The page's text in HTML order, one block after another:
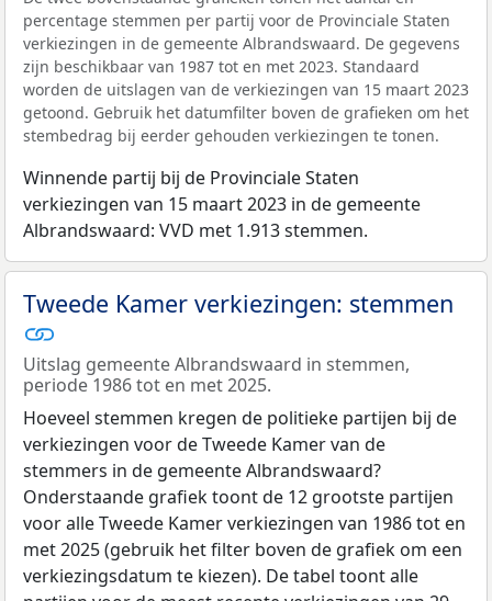
percentage stemmen per partij voor de Provinciale Staten
verkiezingen in de gemeente Albrandswaard. De gegevens
zijn beschikbaar van 1987 tot en met 2023. Standaard
worden de uitslagen van de verkiezingen van 15 maart 2023
getoond. Gebruik het datumfilter boven de grafieken om het
stembedrag bij eerder gehouden verkiezingen te tonen.
Winnende partij bij de Provinciale Staten
verkiezingen van 15 maart 2023 in de gemeente
Albrandswaard: VVD met 1.913 stemmen.
Tweede Kamer verkiezingen: stemmen
Uitslag gemeente Albrandswaard in stemmen,
periode 1986 tot en met 2025.
Hoeveel stemmen kregen de politieke partijen bij de
verkiezingen voor de Tweede Kamer van de
stemmers in de gemeente Albrandswaard?
Onderstaande grafiek toont de 12 grootste partijen
voor alle Tweede Kamer verkiezingen van 1986 tot en
met 2025 (gebruik het filter boven de grafiek om een
verkiezingsdatum te kiezen). De tabel toont alle